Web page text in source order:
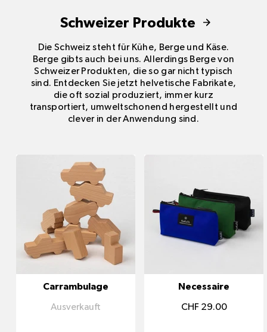
Schweizer Produkte
Die Schweiz steht für Kühe, Berge und Käse.
Berge gibts auch bei uns. Allerdings Berge von
Schweizer Produkten, die so gar nicht typisch
sind. Entdecken Sie jetzt helvetische Fabrikate,
die oft sozial produziert, immer kurz
transportiert, umweltschonend hergestellt und
clever in der Anwendung sind.
Carrambulage
Ausverkauft
Necessaire
CHF 29.00